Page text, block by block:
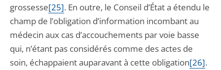
grossesse[25]. En outre, le Conseil d’État a étendu le
champ de l’obligation d’information incombant au
médecin aux cas d’accouchements par voie basse
qui, n’étant pas considérés comme des actes de
soin, échappaient auparavant à cette obligation[26].